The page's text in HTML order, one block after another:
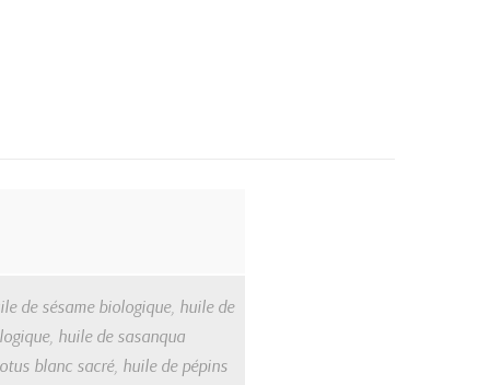
de sésame biologique, huile de
huile de sasanqua
blanc sacré, huile de pépins